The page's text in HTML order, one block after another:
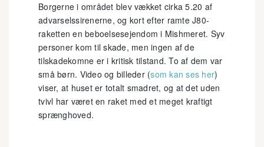
Borgerne i området blev vækket cirka 5.20 af
advarselssirenerne, og kort efter ramte J80-
raketten en beboelsesejendom i Mishmeret. Syv
personer kom til skade, men ingen af de
tilskadekomne er i kritisk tilstand. To af dem var
små børn. Video og billeder (som kan ses her)
viser, at huset er totalt smadret, og at det uden
tvivl har været en raket med et meget kraftigt
sprænghoved.